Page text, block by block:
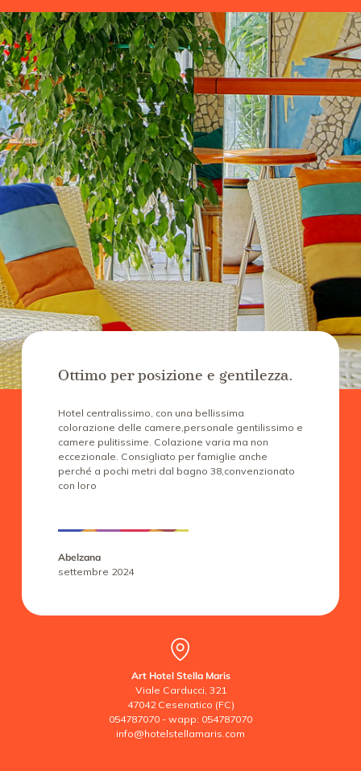
Ottimo per posizione e gentilezza.
Hotel centralissimo, con una bellissima
colorazione delle camere,personale gentilissimo e
camere pulitissime. Colazione varia ma non
eccezionale. Consigliato per famiglie anche
perché a pochi metri dal bagno 38,convenzionato
con loro
Abelzana
settembre 2024
Art Hotel Stella Maris
Viale Carducci, 321
47042 Cesenatico (FC)
054787070 - wapp: 054787070
info@hotelstellamaris.com